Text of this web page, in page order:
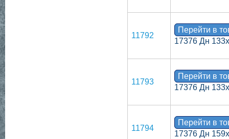
11792
Перейти в
17376 Дн
11793
Перейти в
17376 Дн
11794
Перейти в
17376 Дн